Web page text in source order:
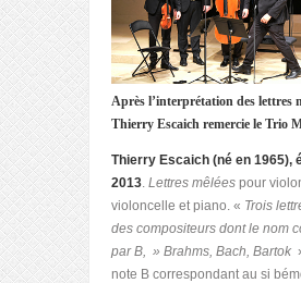
Après l’interprétation des lettres
Thierry Escaich remercie le Trio
Thierry Escaich (né en 1965),
2013. Lettres mêlées pour
violoncelle et piano. « Trois
des compositeurs dont le nom
par B, » Brahms, Bach, Bartok
note B correspondant au si